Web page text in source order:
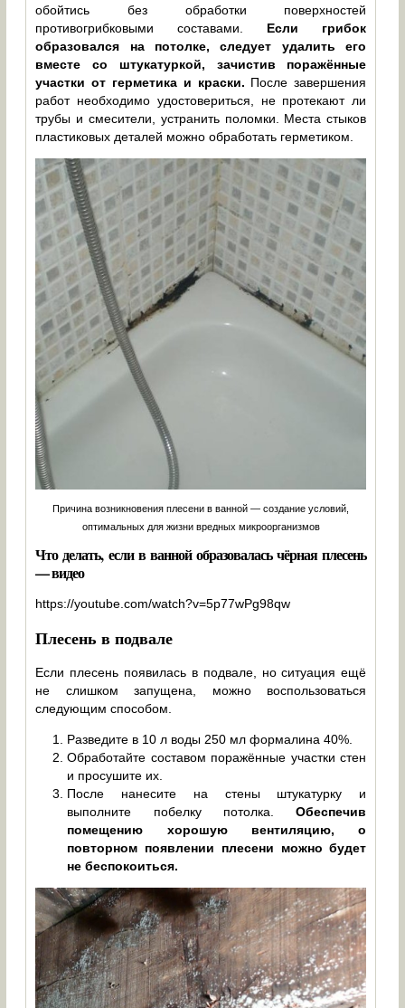
обойтись без обработки поверхностей
противогрибковыми составами. Если грибок
образовался на потолке, следует удалить его
вместе со штукатуркой, зачистив поражённые
участки от герметика и краски. После завершения
работ необходимо удостовериться, не протекают ли
трубы и смесители, устранить поломки. Места стыков
пластиковых деталей можно обработать герметиком.
Причина возникновения плесени в ванной — создание условий,
оптимальных для жизни вредных микроорганизмов
Что делать, если в ванной образовалась чёрная плесень
— видео
https://youtube.com/watch?v=5p77wPg98qw
Плесень в подвале
Если плесень появилась в подвале, но ситуация ещё
не слишком запущена, можно воспользоваться
следующим способом.
Разведите в 10 л воды 250 мл формалина 40%.
Обработайте составом поражённые участки стен
и просушите их.
После нанесите на стены штукатурку и
выполните побелку потолка.Обеспечив
помещению хорошую вентиляцию, о
повторном появлении плесени можно будет
не беспокоиться.